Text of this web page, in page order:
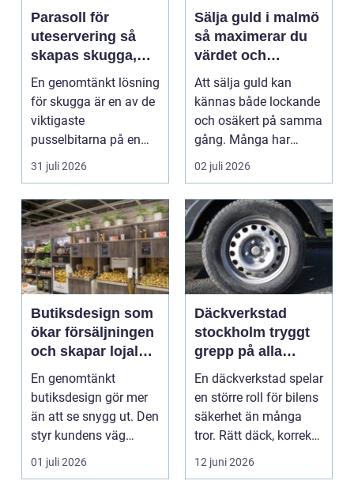
Parasoll för
uteservering så
skapas skugga,
komfort och
lönsamma platser
En genomtänkt lösning
för skugga är en av de
viktigaste
pusselbitarna på en
uteservering. Rätt
paras...
31 juli 2026
Sälja guld i malmö
så maximerar du
värdet och
tryggheten
Att sälja guld kan
kännas både lockande
och osäkert på samma
gång. Många har
ärvda smycken, gamla
vi...
02 juli 2026
Butiksdesign som
ökar försäljningen
och skapar lojalare
kunder
En genomtänkt
butiksdesign gör mer
än att se snygg ut. Den
styr kundens väg
genom lokalen,
påverkar ...
01 juli 2026
Däckverkstad
stockholm tryggt
grepp på alla
vägar
En däckverkstad spelar
en större roll för bilens
säkerhet än många
tror. Rätt däck, korrekt
monterin...
12 juni 2026